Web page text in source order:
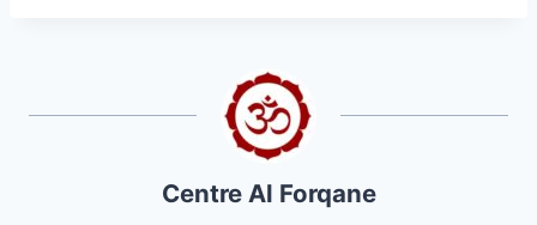
Centre Al Forqane